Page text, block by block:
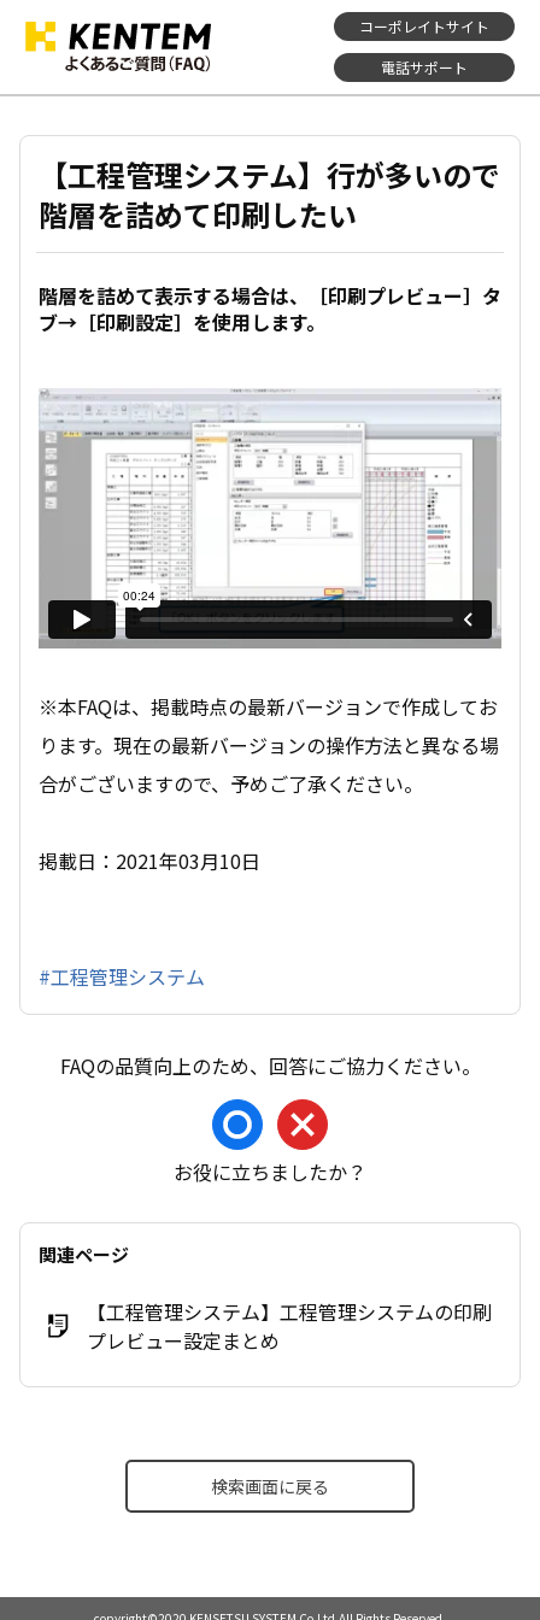
コーポレイトサイト
電話サポート
【工程管理システム】行が多いので
階層を詰めて印刷したい
階層を詰めて表示する場合は、［印刷プレビュー］タ
ブ→［印刷設定］を使用します。
※本FAQは、掲載時点の最新バージョンで作成してお
ります。現在の最新バージョンの操作方法と異なる場
合がございますので、予めご了承ください。
掲載日：2021年03月10日
#工程管理システム
お役に立ちましたか？
関連ページ
【工程管理システム】工程管理システムの印刷
プレビュー設定まとめ
検索画面に戻る